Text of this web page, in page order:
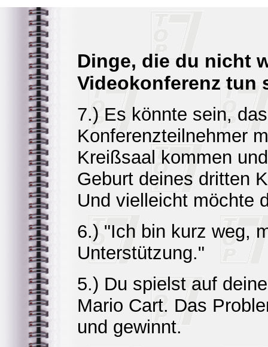
Dinge, die du nicht
Videokonferenz tun
7.) Es könnte sein,
Konferenzteilnehmer
Kreißsaal kommen
Geburt deines dritten
Und vielleicht möchte
6.) "Ich bin kurz weg,
Unterstützung."
5.) Du spielst auf
Mario Cart. Das
und gewinnt.